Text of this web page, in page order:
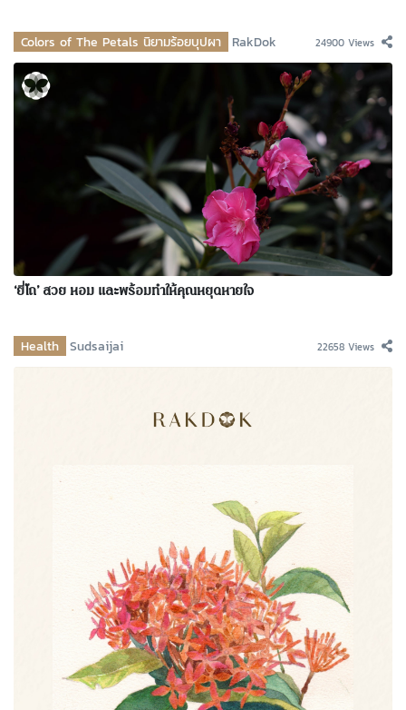
Colors of The Petals นิยามร้อยบุปผา RakDok 24900 Views
‘ยี่โถ’ สวย หอม และพร้อมทำให้คุณหยุดหายใจ
Health Sudsaijai 22658 Views